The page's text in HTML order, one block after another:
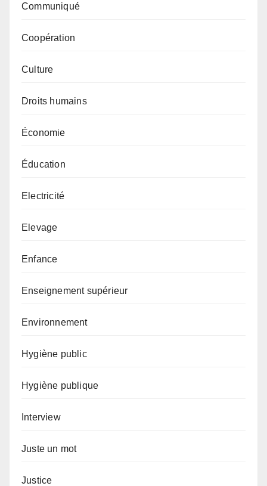
Communiqué
Coopération
Culture
Droits humains
Économie
Éducation
Electricité
Elevage
Enfance
Enseignement supérieur
Environnement
Hygiène public
Hygiène publique
Interview
Juste un mot
Justice